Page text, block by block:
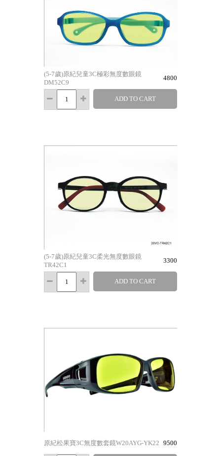
(5-7歲)原紀兒童3C極彩無度數眼鏡
DM52C9
4800
ADD TO CART
(5-7歲)原紀兒童3C柔光無度數眼鏡
TR42C1
3300
ADD TO CART
原紀松果寶3C無度數套鏡W20AYG-YK22 9500